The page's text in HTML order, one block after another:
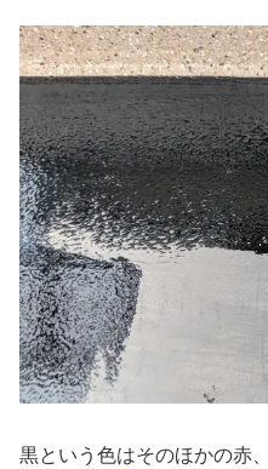
黒という色はそのほかの赤